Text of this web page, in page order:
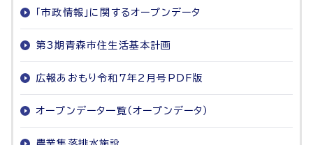
「市政情報」に関するオープンデータ
第3期青森市住生活基本計画
広報あおもり令和7年2月号PDF版
オープンデータ一覧（オープンデータ）